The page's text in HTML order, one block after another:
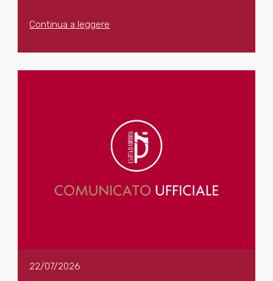
Continua a leggere
22/07/2026